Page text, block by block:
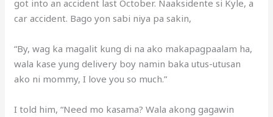
got into an accident last October. Naaksidente si Kyle, a
car accident. Bago yon sabi niya pa sakin,
“By, wag ka magalit kung di na ako makapagpaalam ha,
wala kase yung delivery boy namin baka utus-utusan
ako ni mommy, I love you so much.”
I told him, “Need mo kasama? Wala akong gagawin